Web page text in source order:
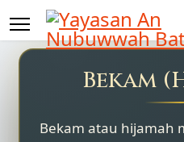
Bekam
Bekam atau hijamah